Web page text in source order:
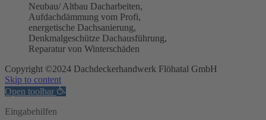
Neubau/ Altbau Dacharbeiten,
Aufdachdämmung vom Profi,
energetische Dachsanierung,
Denkmalgeschütze Dachausführung,
Reparatur von Winterschäden
Copyright ©2024 Dachdeckerhandwerk Flöhatal GmbH
Skip to content
Open toolbar
Eingabehilfen